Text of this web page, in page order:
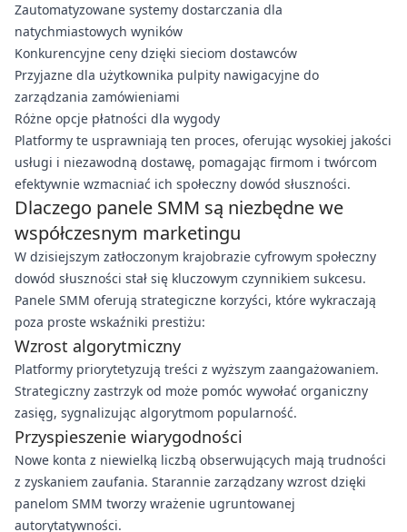
Zautomatyzowane systemy dostarczania dla
natychmiastowych wyników
Konkurencyjne ceny dzięki sieciom dostawców
Przyjazne dla użytkownika pulpity nawigacyjne do
zarządzania zamówieniami
Różne opcje płatności dla wygody
Platformy te usprawniają ten proces, oferując wysokiej jakości
usługi i niezawodną dostawę, pomagając firmom i twórcom
efektywnie wzmacniać ich społeczny dowód słuszności.
Dlaczego panele SMM są niezbędne we
współczesnym marketingu
W dzisiejszym zatłoczonym krajobrazie cyfrowym społeczny
dowód słuszności stał się kluczowym czynnikiem sukcesu.
Panele SMM oferują strategiczne korzyści, które wykraczają
poza proste wskaźniki prestiżu:
Wzrost algorytmiczny
Platformy priorytetyzują treści z wyższym zaangażowaniem.
Strategiczny zastrzyk od może pomóc wywołać organiczny
zasięg, sygnalizując algorytmom popularność.
Przyspieszenie wiarygodności
Nowe konta z niewielką liczbą obserwujących mają trudności
z zyskaniem zaufania. Starannie zarządzany wzrost dzięki
panelom SMM tworzy wrażenie ugruntowanej
autorytatywności.